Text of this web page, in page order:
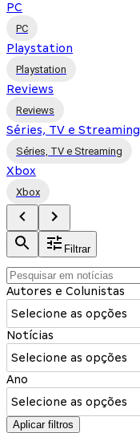
PC
PC
Playstation
Playstation
Reviews
Reviews
Séries, TV e Streaming
Séries, TV e Streaming
Xbox
Xbox
Filtrar
Autores e Colunistas
Selecione as opções
Notícias
Selecione as opções
Ano
Selecione as opções
Aplicar filtros